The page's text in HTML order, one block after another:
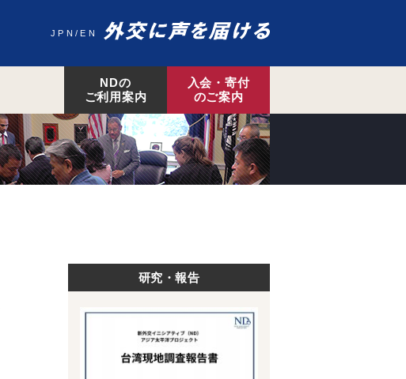
JPN EN
NDの
ご利用案内
入会・寄付
のご案内
研究・報告